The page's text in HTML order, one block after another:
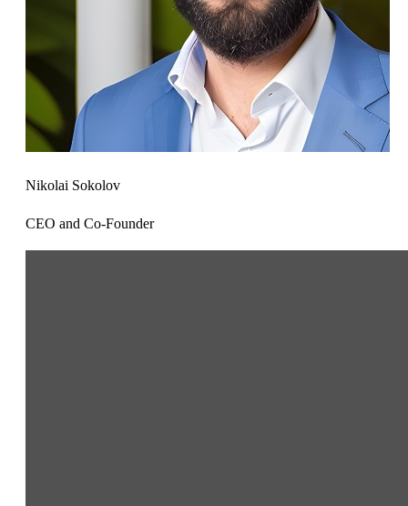
Nikolai Sokolov
CEO and Co-Founder